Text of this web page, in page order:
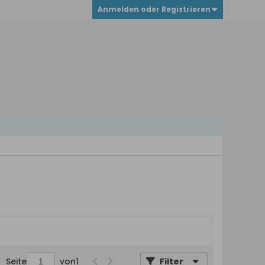
Anmelden oder Registrieren
Seite von1 Filter